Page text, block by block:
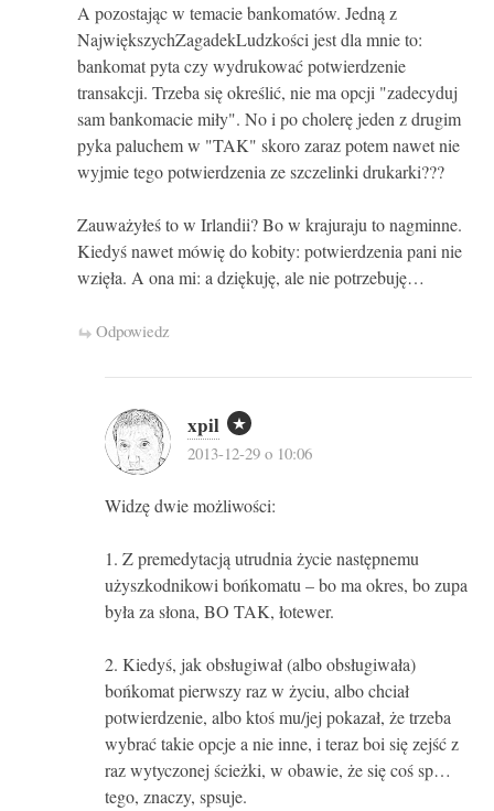
A pozostając w temacie bankomatów. Jedną z
NajwiększychZagadekLudzkości jest dla mnie to:
bankomat pyta czy wydrukować potwierdzenie
transakcji. Trzeba się określić, nie ma opcji "zadecyduj
sam bankomacie miły". No i po cholerę jeden z drugim
pyka paluchem w "TAK" skoro zaraz potem nawet nie
wyjmie tego potwierdzenia ze szczelinki drukarki???
Zauważyłeś to w Irlandii? Bo w krajuraju to nagminne.
Kiedyś nawet mówię do kobity: potwierdzenia pani nie
wzięła. A ona mi: a dziękuję, ale nie potrzebuję…
Odpowiedz
xpil
2013-12-29 o 10:06
Widzę dwie możliwości:
1. Z premedytacją utrudnia życie następnemu
użyszkodnikowi bońkomatu – bo ma okres, bo zupa
była za słona, BO TAK, łotewer.
2. Kiedyś, jak obsługiwał (albo obsługiwała)
bońkomat pierwszy raz w życiu, albo chciał
potwierdzenie, albo ktoś mu/jej pokazał, że trzeba
wybrać takie opcje a nie inne, i teraz boi się zejść z
raz wytyczonej ścieżki, w obawie, że się coś sp…
tego, znaczy, spsuje.